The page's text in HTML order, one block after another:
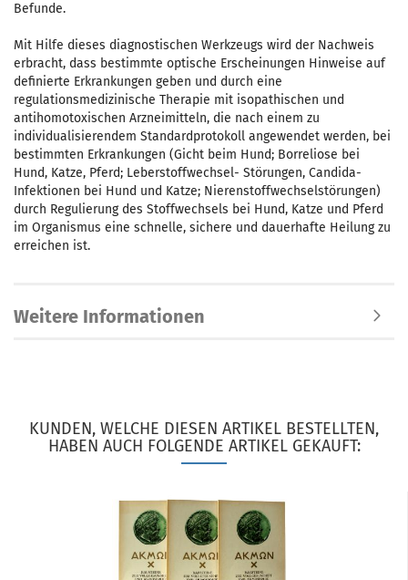
Befunde.
Mit Hilfe dieses diagnostischen Werkzeugs wird der Nachweis
erbracht, dass bestimmte optische Erscheinungen Hinweise auf
definierte Erkrankungen geben und durch eine
regulationsmedizinische Therapie mit isopathischen und
antihomotoxischen Arzneimitteln, die nach einem zu
individualisierendem Standardprotokoll angewendet werden, bei
bestimmten Erkrankungen (Gicht beim Hund; Borreliose bei
Hund, Katze, Pferd; Leberstoffwechsel- Störungen, Candida-
Infektionen bei Hund und Katze; Nierenstoffwechselstörungen)
durch Regulierung des Stoffwechsels bei Hund, Katze und Pferd
im Organismus eine schnelle, sichere und dauerhafte Heilung zu
erreichen ist.
Weitere Informationen
KUNDEN, WELCHE DIESEN ARTIKEL BESTELLTEN,
HABEN AUCH FOLGENDE ARTIKEL GEKAUFT: